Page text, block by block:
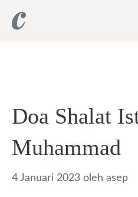
Doa Shalat
Muhammad
4 Januari 2023 oleh asep